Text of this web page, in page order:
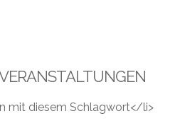
mit diesem Schlagwort</li>